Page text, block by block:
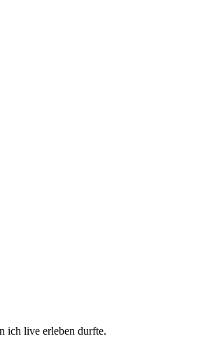
ich live erleben durfte.